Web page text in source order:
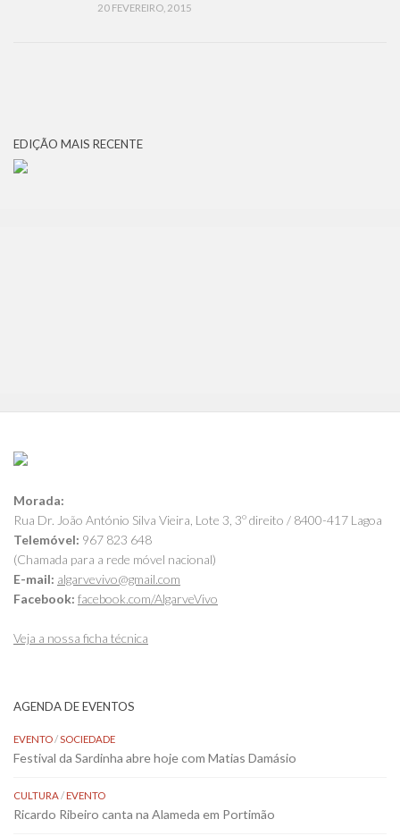
20 FEVEREIRO, 2015
EDIÇÃO MAIS RECENTE
Morada:
Rua Dr. João António Silva Vieira, Lote 3, 3º direito / 8400-417 Lagoa
Telemóvel: 967 823 648
(Chamada para a rede móvel nacional)
E-mail: algarvevivo@gmail.com
Facebook: facebook.com/AlgarveVivo
Veja a nossa ficha técnica
AGENDA DE EVENTOS
EVENTO/SOCIEDADE
Festival da Sardinha abre hoje com Matias Damásio
CULTURA/EVENTO
Ricardo Ribeiro canta na Alameda em Portimão